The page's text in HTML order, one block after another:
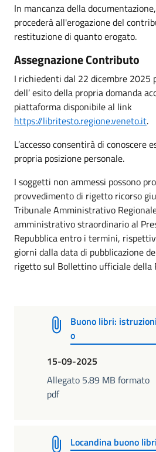
In mancanza della
procederà all'erogazione del
restituzione di quanto erogato.
Assegnazione Contributo
I richiedenti dal 22 dicembre 2025
dell’ esito della propria domanda
piattaforma disponibile al link
https://libritesto.regione.veneto.it.
L’accesso consentirà di conoscere
propria posizione personale.
I soggetti non ammessi possono
provvedimento di rigetto ricorso
Tribunale Amministrativo
amministrativo straordinario al
Repubblica entro i termini,
giorni dalla data di pubblicazione
rigetto sul Bollettino ufficiale della
Buono libri:
o
15-09-2025
Allegato 5.89 MB formato
pdf
Locandina buono libri